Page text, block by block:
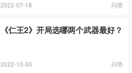
2022-07-18 问答
《仁王2》开局选哪两个武器最好？
2022-10-30 问答